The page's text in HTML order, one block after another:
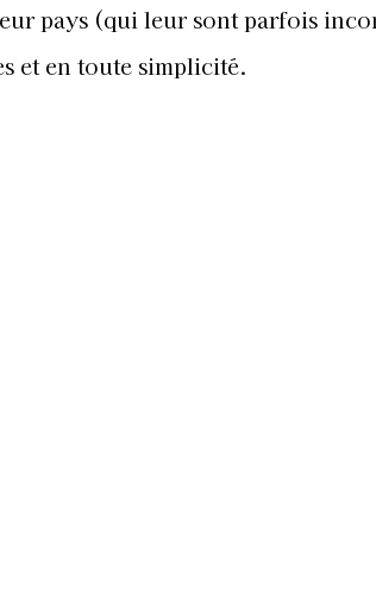
pays (qui leur sont parfois
et en toute simplicité.